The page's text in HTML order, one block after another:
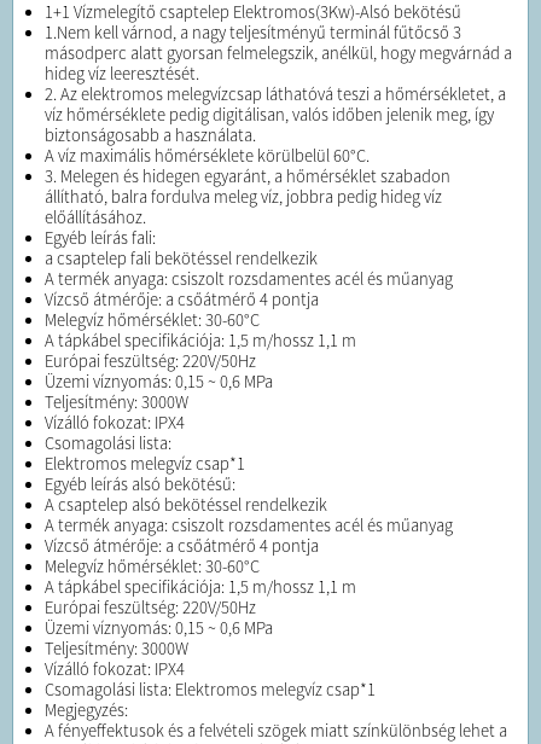
1+1 Vízmelegítő csaptelep Elektromos(3Kw)-Alsó bekötésű
1.Nem kell várnod, a nagy teljesítményű terminál fűtőcső 3
másodperc alatt gyorsan felmelegszik, anélkül, hogy megvárnád a
hideg víz leeresztését.
2. Az elektromos melegvízcsap láthatóvá teszi a hőmérsékletet, a
víz hőmérséklete pedig digitálisan, valós időben jelenik meg, így
biztonságosabb a használata.
A víz maximális hőmérséklete körülbelül 60°C.
3. Melegen és hidegen egyaránt, a hőmérséklet szabadon
állítható, balra fordulva meleg víz, jobbra pedig hideg víz
előállításához.
Egyéb leírás fali:
a csaptelep fali bekötéssel rendelkezik
A termék anyaga: csiszolt rozsdamentes acél és műanyag
Vízcső átmérője: a csőátmérő 4 pontja
Melegvíz hőmérséklet: 30-60°C
A tápkábel specifikációja: 1,5 m/hossz 1,1 m
Európai feszültség: 220V/50Hz
Üzemi víznyomás: 0,15 ~ 0,6 MPa
Teljesítmény: 3000W
Vízálló fokozat: IPX4
Csomagolási lista:
Elektromos melegvíz csap*1
Egyéb leírás alsó bekötésű:
A csaptelep alsó bekötéssel rendelkezik
A termék anyaga: csiszolt rozsdamentes acél és műanyag
Vízcső átmérője: a csőátmérő 4 pontja
Melegvíz hőmérséklet: 30-60°C
A tápkábel specifikációja: 1,5 m/hossz 1,1 m
Európai feszültség: 220V/50Hz
Üzemi víznyomás: 0,15 ~ 0,6 MPa
Teljesítmény: 3000W
Vízálló fokozat: IPX4
Csomagolási lista: Elektromos melegvíz csap*1
Megjegyzés:
A fényeffektusok és a felvételi szögek miatt színkülönbség lehet a